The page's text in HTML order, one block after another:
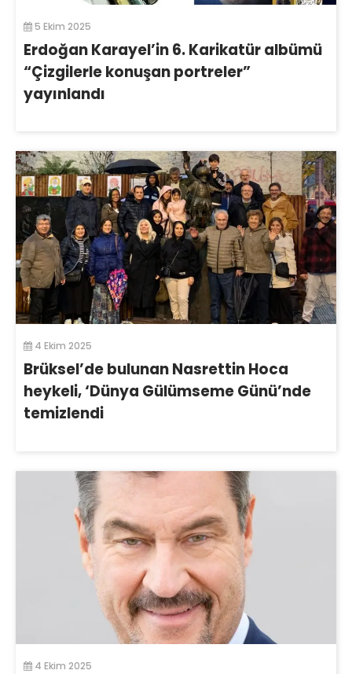
5 Ekim 2025
Erdoğan Karayel’in 6. Karikatür albümü
“Çizgilerle konuşan portreler”
yayınlandı
4 Ekim 2025
Brüksel’de bulunan Nasrettin Hoca
heykeli, ‘Dünya Gülümseme Günü’nde
temizlendi
4 Ekim 2025